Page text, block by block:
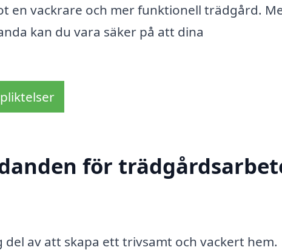
en vackrare och mer funktionell trädgård.
kan du vara säker på att dina
för
av att skapa ett trivsamt och vackert hem.